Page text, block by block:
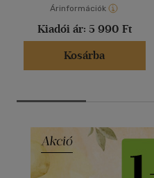
Árinformációk
Kiadói ár: 5 990 Ft
Kosárba